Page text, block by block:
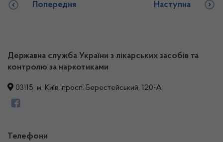
Попередня Наступна
Державна служба України з лікарських засобів та
контролю за наркотиками
03115, м. Київ, просп. Берестейський, 120-А
Телефони